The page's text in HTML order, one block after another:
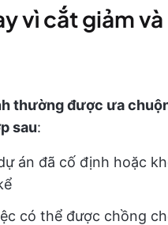
vì cắt giảm và
thường được ưa
sau:
án đã cố định hoặc
có thể được chồng